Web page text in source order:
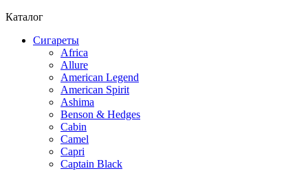
Каталог
Сигареты
Africa
Allure
American Legend
American Spirit
Ashima
Benson & Hedges
Cabin
Camel
Capri
Captain Black